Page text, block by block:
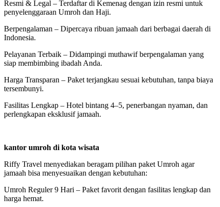
Resmi & Legal – Terdaftar di Kemenag dengan izin resmi untuk
penyelenggaraan Umroh dan Haji.
Berpengalaman – Dipercaya ribuan jamaah dari berbagai daerah di
Indonesia.
Pelayanan Terbaik – Didampingi muthawif berpengalaman yang
siap membimbing ibadah Anda.
Harga Transparan – Paket terjangkau sesuai kebutuhan, tanpa biaya
tersembunyi.
Fasilitas Lengkap – Hotel bintang 4–5, penerbangan nyaman, dan
perlengkapan eksklusif jamaah.
kantor umroh di kota wisata
Riffy Travel menyediakan beragam pilihan paket Umroh agar
jamaah bisa menyesuaikan dengan kebutuhan:
Umroh Reguler 9 Hari – Paket favorit dengan fasilitas lengkap dan
harga hemat.